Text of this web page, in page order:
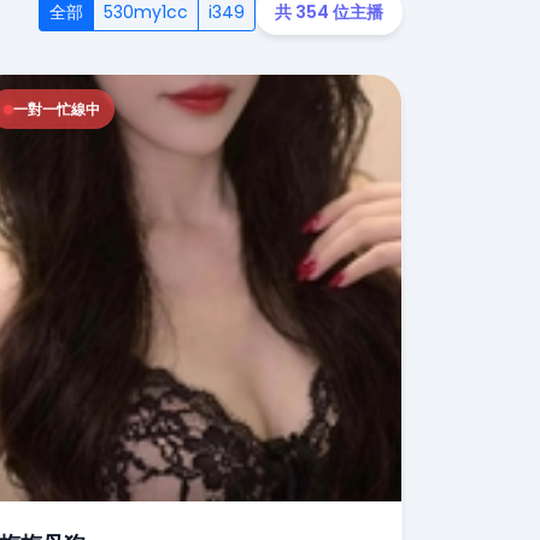
全部 530my1cc i349 共 354 位主播
一對一忙線中